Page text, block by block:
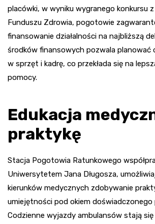
placówki, w wyniku wygranego konkursu
Funduszu Zdrowia, pogotowie
finansowanie działalności na najbliższą
środków finansowych pozwala planować
w sprzęt i kadrę, co przekłada się na
pomocy.
Edukacja
praktykę
Stacja Pogotowia Ratunkowego
Uniwersytetem Jana Długosza,
kierunków medycznych zdobywanie
umiejętności pod okiem doświadczonego
Codzienne wyjazdy ambulansów stają